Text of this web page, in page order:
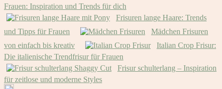
Frauen: Inspiration und Trends für dich
Frisuren lange Haare: Trends
und Tipps für Frauen
Mädchen Frisuren
von einfach bis kreativ
Italian Crop Frisur:
Die italienische Trendfrisur für Frauen
Frisur schulterlang – Inspiration
für zeitlose und moderne Styles